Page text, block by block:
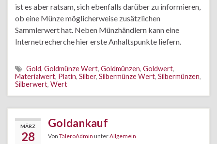
ist es aber ratsam, sich ebenfalls darüber zu informieren,
ob eine Münze möglicherweise zusätzlichen
Sammlerwert hat. Neben Münzhändlern kann eine
Internetrecherche hier erste Anhaltspunkte liefern.
Gold, Goldmünze Wert, Goldmünzen, Goldwert,
Materialwert, Platin, Silber, Silbermünze Wert, Silbermünzen,
Silberwert, Wert
MÄRZ
28
Goldankauf
Von TaleroAdmin unterAllgemein